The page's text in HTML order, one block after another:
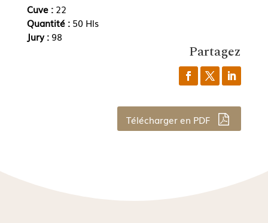
Cuve : 22
Quantité : 50 Hls
Jury : 98
Partagez
Télécharger en PDF